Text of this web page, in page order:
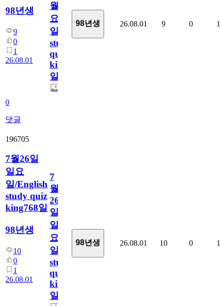
98년생
9
0
1
26.08.01
0
댓글
월
요
일/English
study
quiz
king769
일
98년생 26.08.01 9 0 1
196705
7월26일
일요
일/English
study quiz
king768일
98년생
10
0
1
26.08.01
7
월
26
일
일
요
일/English
study
quiz
king768
일
98년생 26.08.01 10 0 1